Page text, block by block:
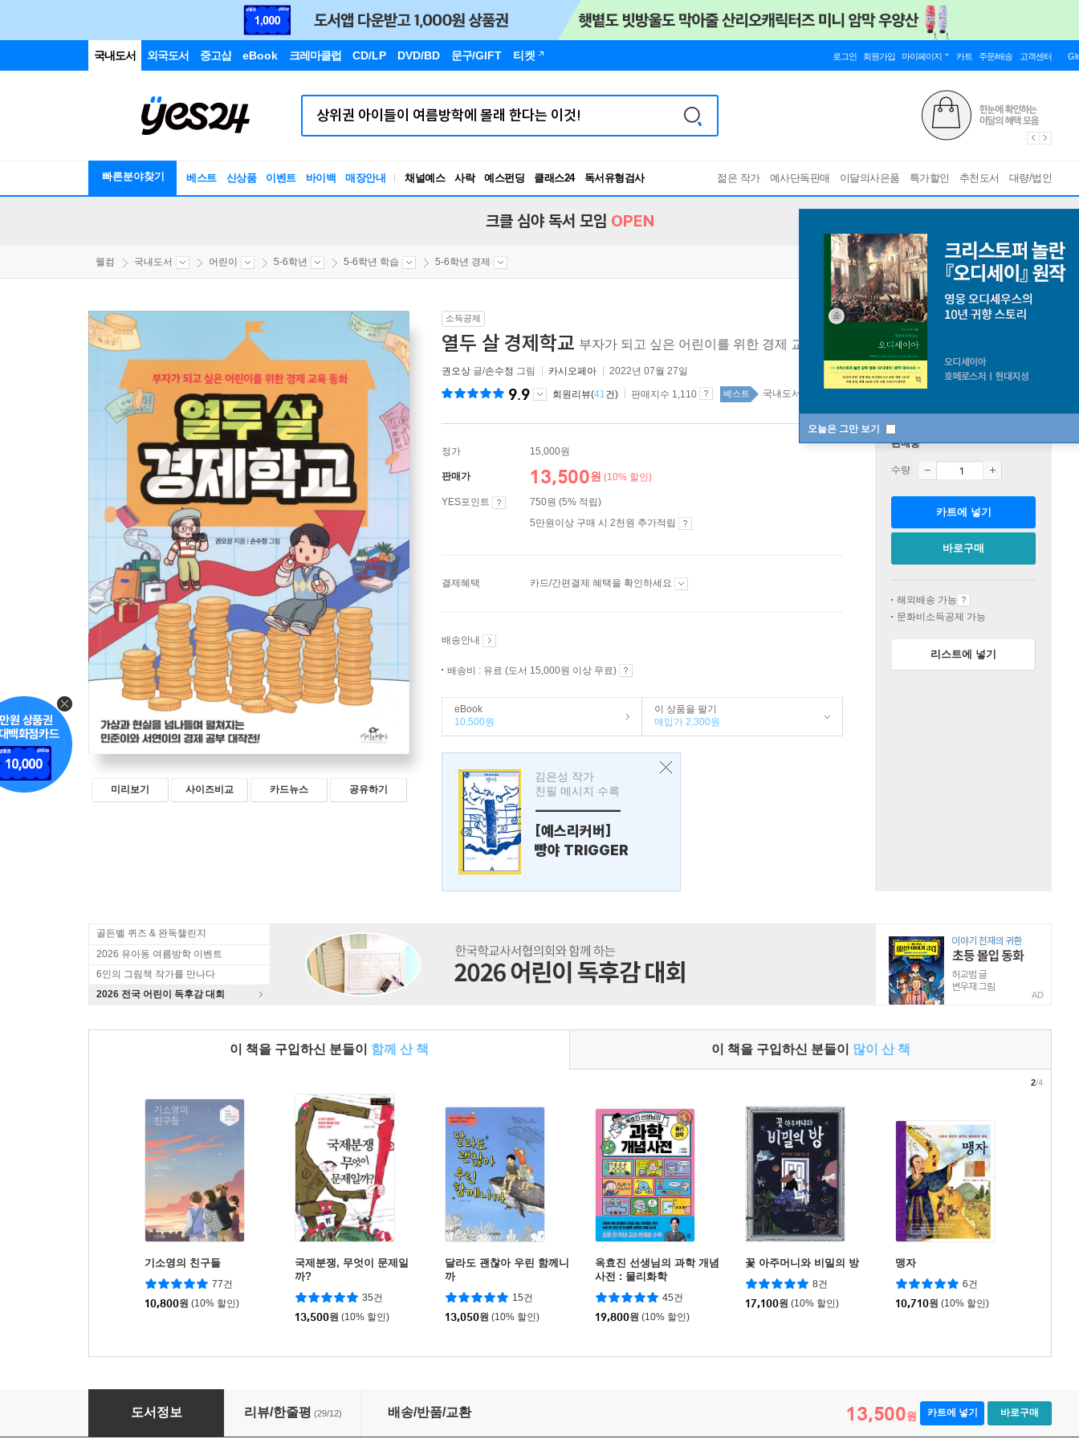
국내도서 외국도서 중고샵 eBook 크레마클럽 CD/LP DVD/BD 문구/GIFT 티켓 로그인 회원가입 마이페이지 카트 주문/배송 고객센터
빠른분야찾기 베스트 신상품 이벤트 바이백 매장안내 채널예스 사락 예스펀딩 클래스24
RBTI Lab
독서유형검사
젊은 작가 예사단독판매 이달의사은품 특가할인 추천도서 대량/법인
오늘은 그만 보기
크클 심야 독서 모임 OPEN
웰컴 국내도서 어린이 5-6학년 5-6학년 학습 5-6학년 경제
미리보기 사이즈비교 카드뉴스 공유하기
소득공제
열두 살 경제학교 부자가 되고 싶은 어린이를 위한 경제 교육 동화
권오상 글/손수정 그림 카시오페아 2022년 07월 27일
9.9 회원리뷰(41건) 판매지수 1,110 베스트 국내도서 top100 2주
정가 15,000원
판매가 13,500원 (10% 할인)
YES포인트
750원 (5% 적립)
5만원이상 구매 시 2천원 추가적립
결제혜택 카드/간편결제 혜택을 확인하세요
배송안내
배송비 : 유료 (도서 15,000원 이상 무료)
eBook
10,500원
이 상품을 팔기
매입가 2,300원
김은성 작가
친필 메시지 수록
---------------
[예스리커버]
빵야 TRIGGER
판매중
수량
카트에 넣기
바로구매
해외배송 가능
문화비소득공제 가능
리스트에 넣기
골든벨 퀴즈 & 완독챌린지
2026 유아동 여름방학 이벤트
6인의 그림책 작가를 만나다
2026 전국 어린이 독후감 대회
AD
이 책을 구입하신 분들이 함께 산 책 이 책을 구입하신 분들이 많이 산 책
기소영의 친구들
77건
10,800원 (10% 할인)
국제분쟁, 무엇이 문제일
까?
35건
13,500원 (10% 할인)
달라도 괜찮아 우린 함께니
까
15건
13,050원 (10% 할인)
옥효진 선생님의 과학 개념
사전 : 물리화학
45건
19,800원 (10% 할인)
꽃 아주머니와 비밀의 방
8건
17,100원 (10% 할인)
맹자
6건
10,710원 (10% 할인)
2/4
열두 살 경제학교
도서정보 리뷰/한줄평 (29/12) 배송/반품/교환 13,500원 카트에 넣기 바로구매